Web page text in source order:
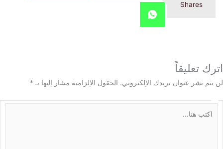
Shares
تعليقاً
نشر عنوان بريدك الإلكتروني. الحقول الإلزامية مشار إليها بـ*